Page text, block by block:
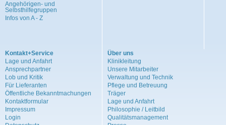
Angehörigen- und
Selbsthilfegruppen
Infos von A - Z
Kontakt+Service
Lage und Anfahrt
Ansprechpartner
Lob und Kritik
Für Lieferanten
Öffentliche Bekanntmachungen
Kontaktformular
Impressum
Login
Über uns
Klinikleitung
Unsere Mitarbeiter
Verwaltung und Technik
Pflege und Betreuung
Träger
Lage und Anfahrt
Philosophie / Leitbild
Qualitätsmanagement